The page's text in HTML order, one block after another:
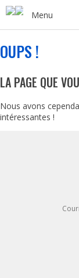
Menu
OUPS !
LA PAGE QUE
Nous avons
intéressantes !